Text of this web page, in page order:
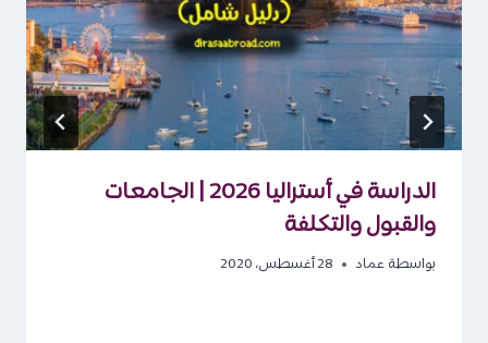
الدراسة في أستراليا 2026 | الجامعات
والقبول والتكلفة
بواسطة عماد 28 أغسطس، 2020